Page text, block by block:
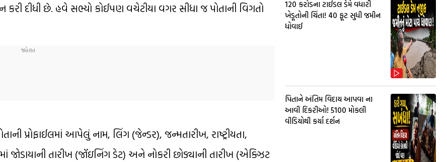
છે. હવે સભ્યો કોઈપણ વચેટીયા વગર સીધા જ પોતાની વિગતો
પ્રોફાઈલમાં આપેલું નામ, લિંગ (જેન્ડર), જન્મતારીખ, રાષ્ટ્રીયતા,
જોડાયાની તારીખ (જૉઇનિંગ ડેટ) અને નોકરી છોડ્યાની તારીખ (એક્ઝિટ
₹120 કરોડના ટાઈડલ ડેમે વધારી
ખેડૂતોની ચિંતા! 40 ફૂટ સુધી જમીન
ધોવાઈ
પિતાને અંતિમ વિદાય આપવા ના
આવી દિકરીઓ! 5100 મોકલી
વીડિયોથી કર્યા દર્શન